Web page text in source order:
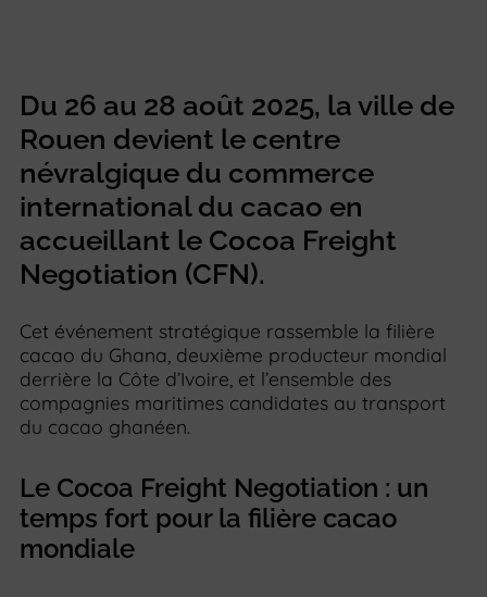
Du 26 au 28 août 2025, la ville de
Rouen devient le centre
névralgique du commerce
international du cacao en
accueillant le Cocoa Freight
Negotiation (CFN).
Cet événement stratégique rassemble la filière
cacao du Ghana, deuxième producteur mondial
derrière la Côte d’Ivoire, et l’ensemble des
compagnies maritimes candidates au transport
du cacao ghanéen.
Le Cocoa Freight Negotiation : un
temps fort pour la filière cacao
mondiale